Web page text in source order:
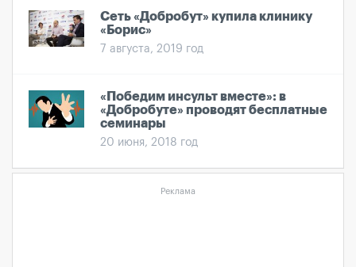
Сеть «Добробут» купила клинику
«Борис»
7 августа, 2019 год
«Победим инсульт вместе»: в
«Добробуте» проводят бесплатные
семинары
20 июня, 2018 год
Реклама